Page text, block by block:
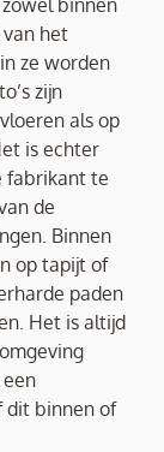
zowel binnen
het
ze worden
zijn
als op
is echter
fabrikant te
de
Binnen
op tapijt of
paden
Het is altijd
dit binnen of